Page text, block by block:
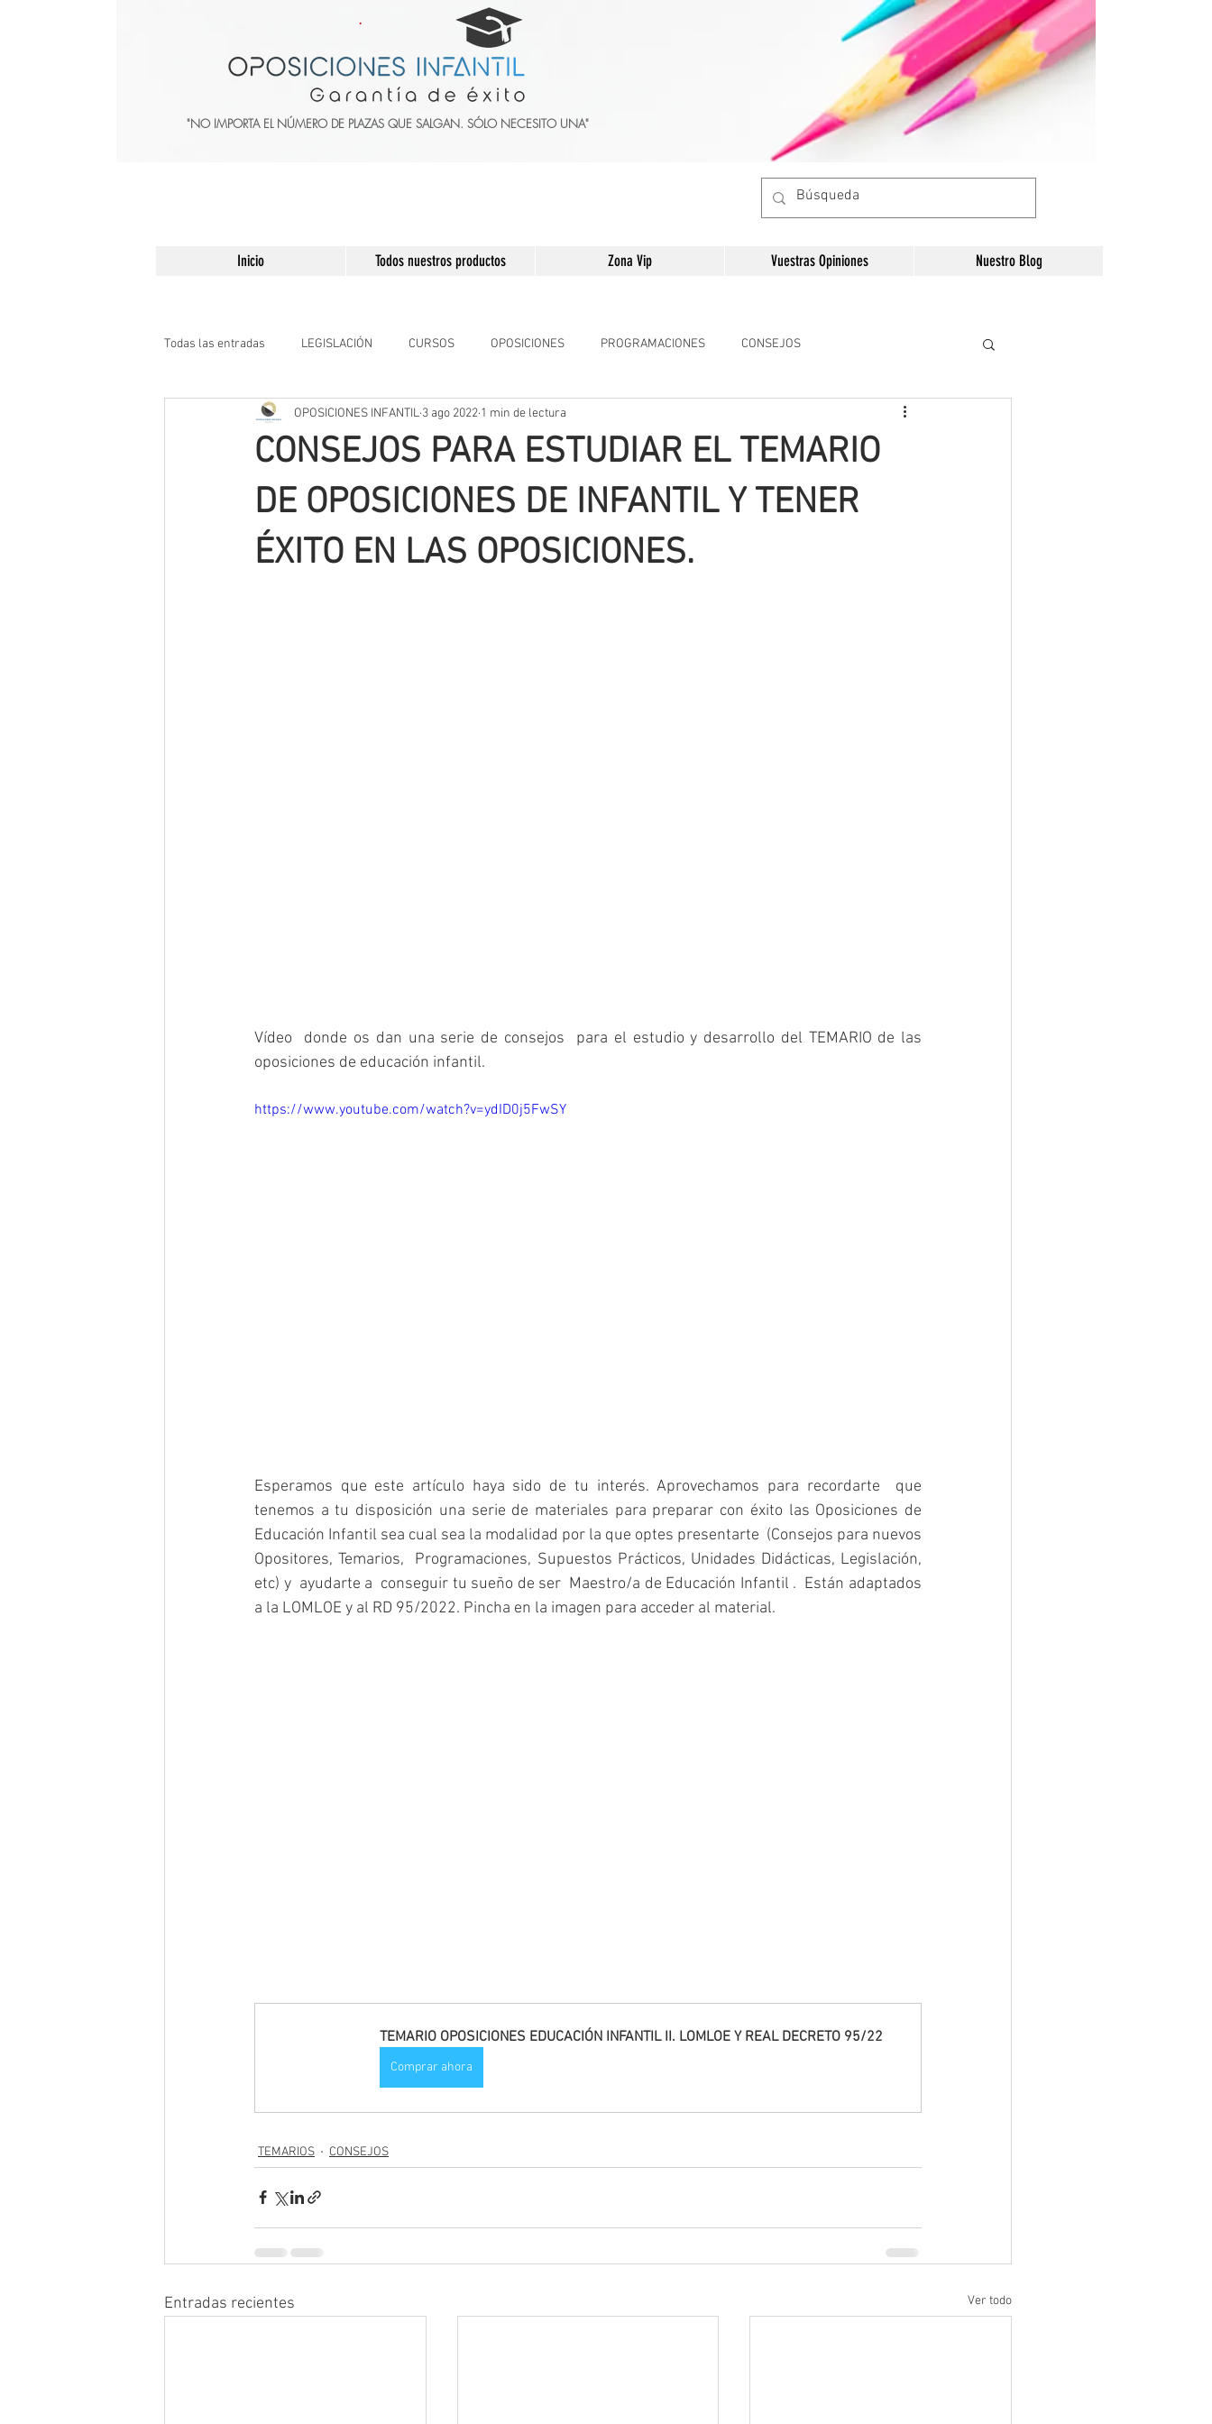
"NO IMPORTA EL NÚMERO DE PLAZAS QUE SALGAN. SÓLO NECESITO UNA"
Inicio Todos nuestros productos Zona Vip Vuestras Opiniones Nuestro Blog
Todas las entradas LEGISLACIÓN CURSOS OPOSICIONES PROGRAMACIONES CONSEJOS
TRIBUNAL OPOSICIONES SUPUESTOS PRÁCTICOS TEMARIOS INTERINOS
CURRÍCULO INNOVACIÓN EDUCATIVA SITUACIONES DE APRENDIZAJE AUTORES MATERIAL PREMIUM
MÉTODOS DE ESTUDIO PODCAST EVALUACIÓN METODOLOGIA APLICACIONES
CONSEJOS PARA ESTUDIAR EL TEMARIO
DE OPOSICIONES DE INFANTIL Y TENER
ÉXITO EN LAS OPOSICIONES.
OPOSICIONES INFANTIL 3 ago 2022 1 min de lectura
Vídeo  donde os dan una serie de consejos  para el estudio y desarrollo del TEMARIO de las
oposiciones de educación infantil.
https://www.youtube.com/watch?v=ydID0j5FwSY
Esperamos que este artículo haya sido de tu interés. Aprovechamos para recordarte  que
tenemos a tu disposición una serie de materiales para preparar con éxito las Oposiciones de
Educación Infantil sea cual sea la modalidad por la que optes presentarte  (Consejos para nuevos
Opositores, Temarios,  Programaciones, Supuestos Prácticos, Unidades Didácticas, Legislación,
etc) y  ayudarte a  conseguir tu sueño de ser  Maestro/a de Educación Infantil .  Están adaptados
a la LOMLOE y al RD 95/2022. Pincha en la imagen para acceder al material.
TEMARIO OPOSICIONES EDUCACIÓN INFANTIL II. LOMLOE Y REAL DECRETO 95/22
Comprar ahora
TEMARIOS CONSEJOS
Entradas recientes Ver todo